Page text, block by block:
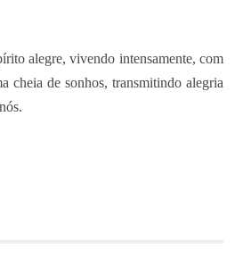
alegre, vivendo intensamente, com
cheia de sonhos, transmitindo alegria